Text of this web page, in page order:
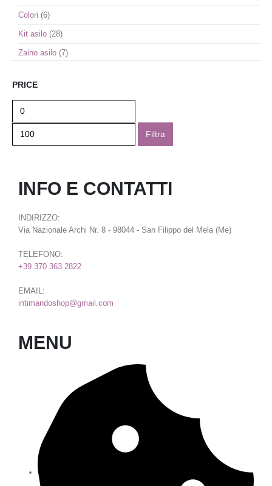
Colori (6)
Kit asilo (28)
Zaino asilo (7)
PRICE
Filtra
INFO E CONTATTI
INDIRIZZO:
Via Nazionale Archi Nr. 8 - 98044 - San Filippo del Mela (Me)
TELEFONO:
+39 370 363 2822
EMAIL:
intimandoshop@gmail.com
MENU